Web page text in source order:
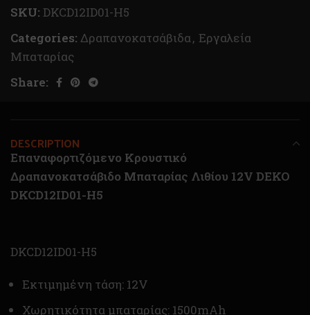
SKU: DKCD12ID01-H5
Categories: Δραπανοκατσάβιδα, Εργαλεία
Μπαταρίας
Share:
DESCRIPTION
Επαναφορτιζόμενο Κρουστικό
Δραπανοκατσάβιδο Μπαταρίας Λιθίου 12V DEKO
DKCD12ID01-H5
DKCD12ID01-H5
Εκτιμημένη τάση: 12V
Χωρητικότητα μπαταρίας: 1500mAh